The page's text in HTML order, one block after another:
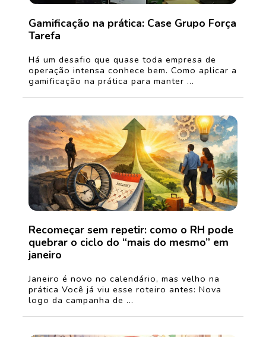
Gamificação na prática: Case Grupo Força
Tarefa
Há um desafio que quase toda empresa de
operação intensa conhece bem. Como aplicar a
gamificação na prática para manter ...
Recomeçar sem repetir: como o RH pode
quebrar o ciclo do “mais do mesmo” em
janeiro
Janeiro é novo no calendário, mas velho na
prática Você já viu esse roteiro antes: Nova
logo da campanha de ...